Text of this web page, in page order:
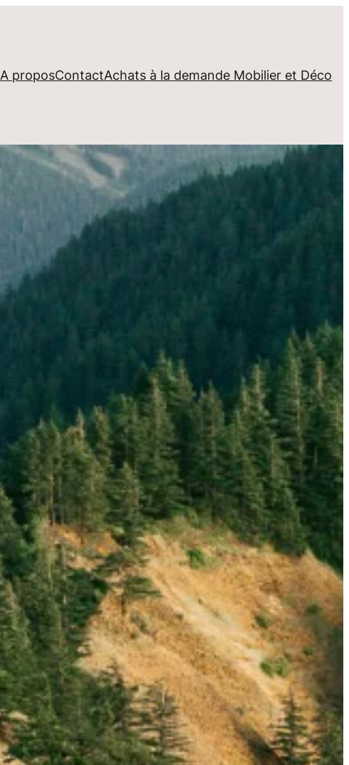
A proposContactAchats à la demande Mobilier et Déco